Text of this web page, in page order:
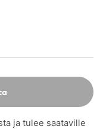
ja tulee saataville